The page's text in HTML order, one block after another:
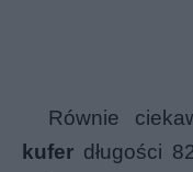
Równie
kufer długości